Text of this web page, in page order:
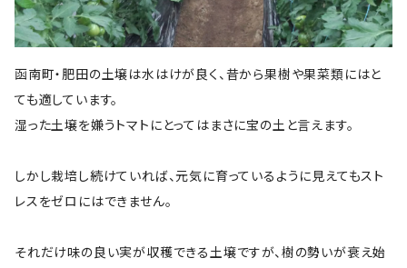
函南町・肥田の土壌は水はけが良く、昔から果樹や果菜類にはと
ても適しています。
湿った土壌を嫌うトマトにとってはまさに宝の土と言えます。
しかし栽培し続けていれば、元気に育っているように見えてもスト
レスをゼロにはできません。
それだけ味の良い実が収穫できる土壌ですが、樹の勢いが衰え始